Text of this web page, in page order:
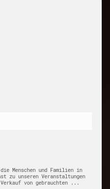
Menschen und Familien in
zu unseren Veranstaltungen
von gebrauchten ...